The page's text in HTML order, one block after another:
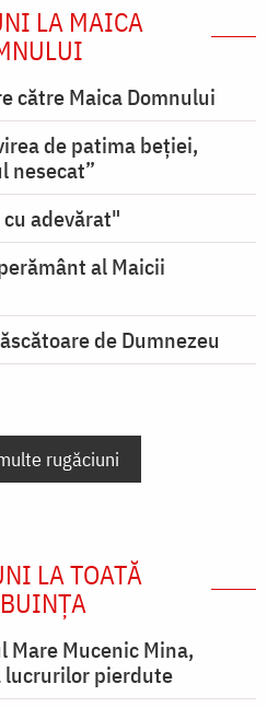
LA MAICA
către Maica Domnului
de patima beției,
nesecat”
cu adevărat"
al Maicii
de Dumnezeu
rugăciuni
LA TOATĂ
Mare Mucenic Mina,
lucrurilor pierdute